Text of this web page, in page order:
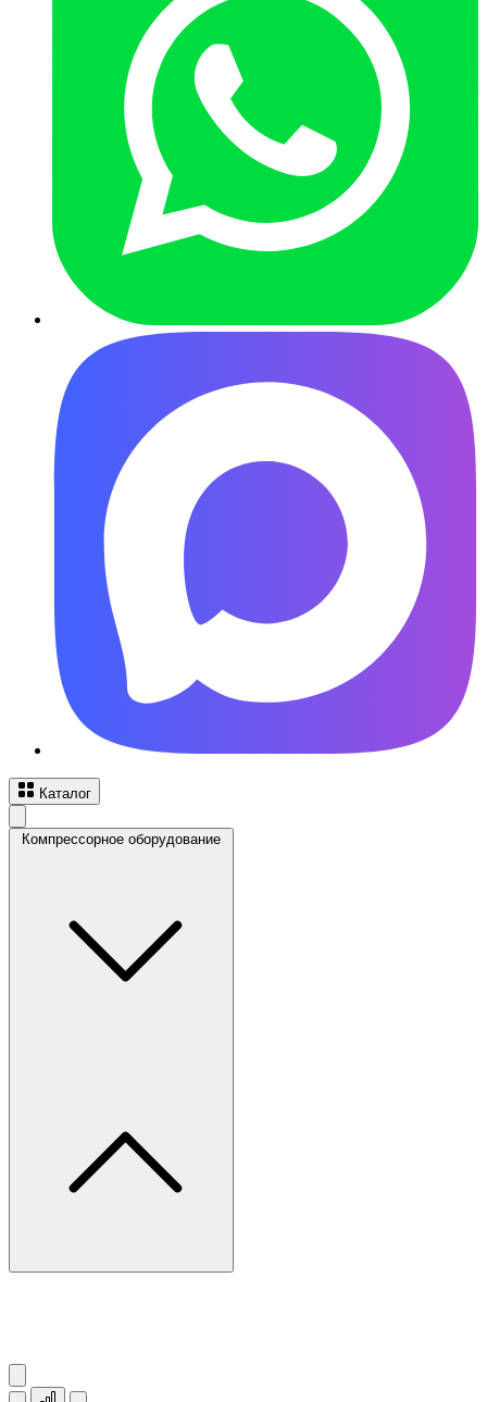
Каталог
Компрессорное оборудование